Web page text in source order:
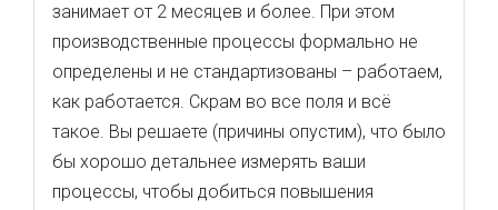
занимает от 2 месяцев и более. При этом
производственные процессы формально не
определены и не стандартизованы – работаем,
как работается. Скрам во все поля и всё
такое. Вы решаете (причины опустим), что было
бы хорошо детальнее измерять ваши
процессы, чтобы добиться повышения